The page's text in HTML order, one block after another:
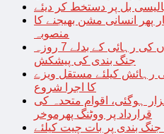
بل پر دستخط کر دیئے
پر ایک بار پھر انسانی مشن بھیجنے کا
منصوبہ
اسرائیل کی حماس کو 35 قیدیوں کی رہائی کے بدلے 7 روزہ
جنگ بندی کی پیشکش
رہائش کیلئے مستقل ویزے
کا اجرا شروع
شہدا کی تعداد 20 ہزار ہوگئی، اقوام متحدہ کی
قرارداد پر ووٹنگ پھرموخر
بندی پر بات چیت کیلئے